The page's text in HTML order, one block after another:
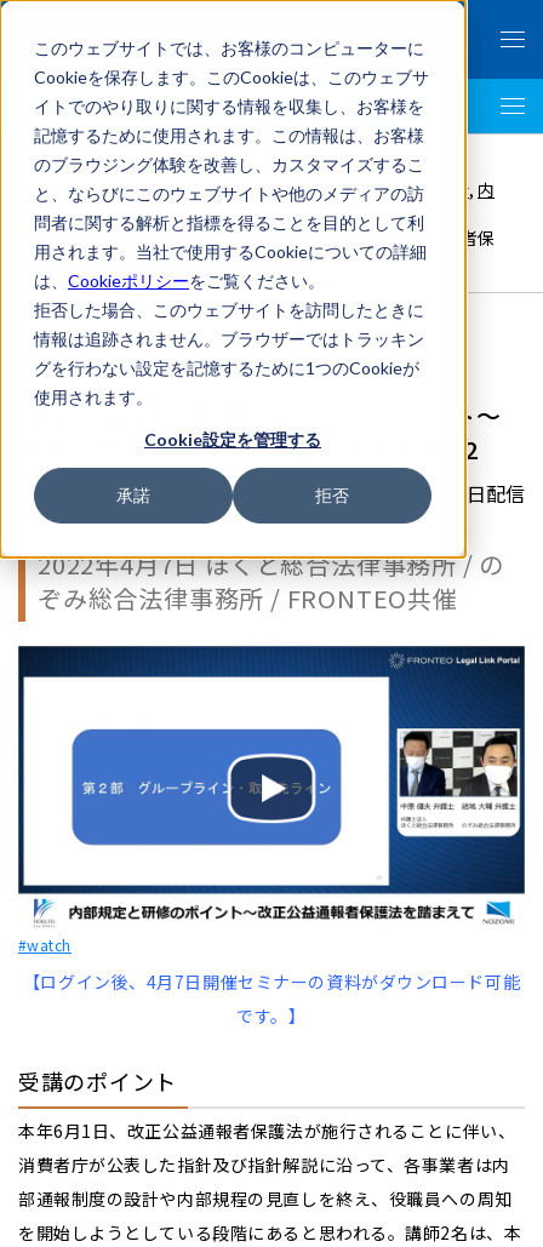
このウェブサイトでは、お客様のコンピューターに
Cookieを保存します。このCookieは、このウェブサ
イトでのやり取りに関する情報を収集し、お客様を
記憶するために使用されます。この情報は、お客様
のブラウジング体験を改善し、カスタマイズするこ
と、ならびにこのウェブサイトや他のメディアの訪
問者に関する解析と指標を得ることを目的として利
用されます。当社で使用するCookieについての詳細
は、 Cookieポリシーをご覧ください。
拒否した場合、このウェブサイトを訪問したときに
情報は追跡されません。ブラウザーではトラッキン
グを行わない設定を記憶するために1つのCookieが
使用されます。
Cookie設定を管理する
承諾 拒否
LegalTech AI Top
FRONTEO Legal Link Portal >
のぞみ総合法律事務所,弁護士法人ほくと総合法律事務所, 内
部統制・ガバナンス>
【Webinar】内部規程と研修のポイント～改正公益通報者保
護法を踏まえて Part 2
【Webinar】内部規程と研修のポイント～
改正公益通報者保護法を踏まえて Part 2
2022年06月27日配信
2022年4月7日 ほくと総合法律事務所 / の
ぞみ総合法律事務所 / FRONTEO共催
#watch
【ログイン後、4月7日開催セミナーの資料がダウンロード可能
です。】
受講のポイント
本年6月1日、改正公益通報者保護法が施行されることに伴い、
消費者庁が公表した指針及び指針解説に沿って、各事業者は内
部通報制度の設計や内部規程の見直しを終え、役職員への周知
を開始しようとしている段階にあると思われる。講師2名は、本